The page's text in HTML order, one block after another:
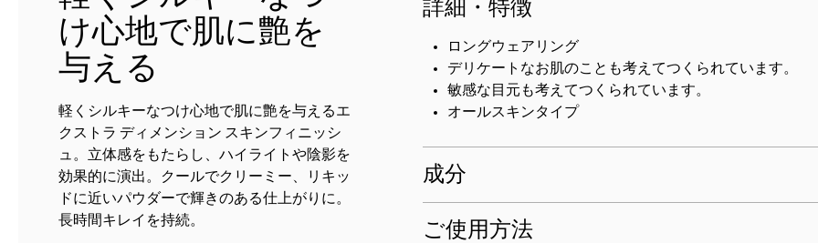
け心地で肌に艶を
与える
軽くシルキーなつけ心地で肌に艶を与えるエ
クストラ ディメンション スキンフィニッシ
ュ。立体感をもたらし、ハイライトや陰影を
効果的に演出。クールでクリーミー、リキッ
ドに近いパウダーで輝きのある仕上がりに。
長時間キレイを持続。
詳細・特徴
ロングウェアリング
デリケートなお肌のことも考えてつくられています。
敏感な目元も考えてつくられています。
オールスキンタイプ
成分
ご使用方法